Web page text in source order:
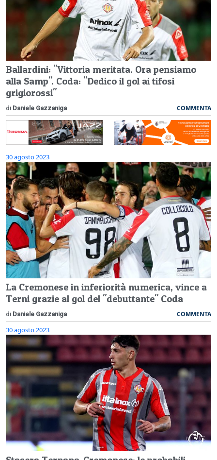
Ballardini: "Vittoria meritata. Ora pensiamo
alla Samp". Coda: "Dedico il gol ai tifosi
grigiorossi"
di Daniele Gazzaniga COMMENTA
30 agosto 2023
La Cremonese in inferiorità numerica, vince a
Terni grazie al gol del "debuttante" Coda
di Daniele Gazzaniga COMMENTA
30 agosto 2023